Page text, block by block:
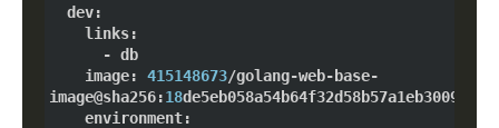
    image:
415148673/golang-web-base-
image@sha256:18